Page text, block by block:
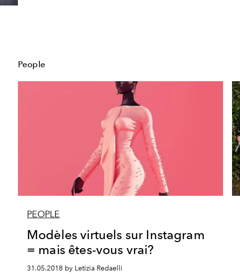
People
PEOPLE
Modèles virtuels sur Instagram
= mais êtes-vous vrai?
31.05.2018 by Letizia Redaelli